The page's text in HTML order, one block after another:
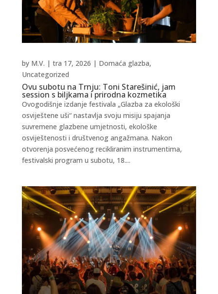
Ovu subotu na Trnju: Toni Starešinić, jam
session s biljkama i prirodna kozmetika
by M.V. | tra 17, 2026 | Domaća glazba,
Uncategorized
Ovogodišnje izdanje festivala „Glazba za ekološki
osviještene uši“ nastavlja svoju misiju spajanja
suvremene glazbene umjetnosti, ekološke
osviještenosti i društvenog angažmana. Nakon
otvorenja posvećenog recikliranim instrumentima,
festivalski program u subotu, 18....